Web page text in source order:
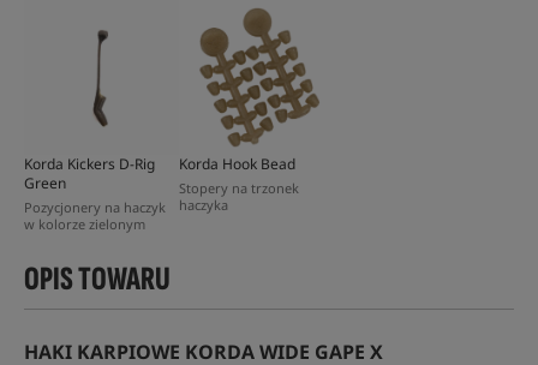
Korda Kickers D-Rig
Green
Pozycjonery na haczyk
w kolorze zielonym
Korda Hook Bead
Stopery na trzonek
haczyka
OPIS TOWARU
HAKI KARPIOWE KORDA WIDE GAPE X